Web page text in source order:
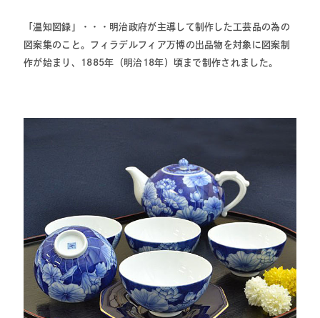
「温知図録」・・・明治政府が主導して制作した工芸品の為の
図案集のこと。フィラデルフィア万博の出品物を対象に図案制
作が始まり、1885年（明治18年）頃まで制作されました。